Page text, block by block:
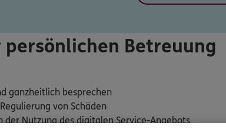
Betreuung
ganzheitlich besprechen
von Schäden
der Nutzung des digitalen Service-Angebots